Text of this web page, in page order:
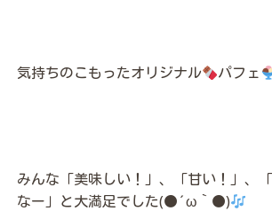
気持ちのこもったオリジナル パフェ
みんな「美味しい！」、「甘い！」、
なー」と大満足でした(●´ω｀●)